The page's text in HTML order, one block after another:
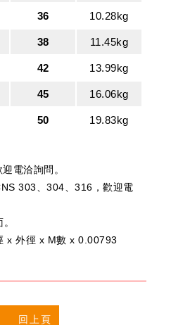
36 10.28kg
38 11.45kg
42 13.99kg
45 16.06kg
50 19.83kg
電洽詢問。
303、304、316，歡迎電
x 外徑 x M數 x 0.00793
回上頁